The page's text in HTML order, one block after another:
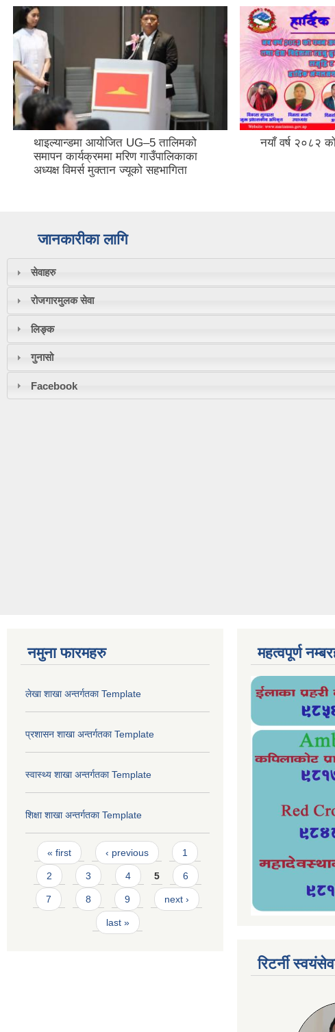
थाइल्यान्डमा आयोजित UG–5 तालिमको
समापन कार्यक्रममा मरिण गाउँपालिकाका
अध्यक्ष विमर्स मुक्तान ज्यूको सहभागिता
नयाँ वर्ष २०८२
जानकारीका लागि
सेवाहरु
रोजगारमुलक सेवा
लिङ्क
गुनासो
Facebook
नमुना फारमहरु
लेखा शाखा अन्तर्गतका Template
प्रशासन शाखा अन्तर्गतका Template
स्वास्थ्य शाखा अन्तर्गतका Template
शिक्षा शाखा अन्तर्गतका Template
Pages
« first ‹ previous 1
2 3 4 5 6
7 8 9 next ›
last »
महत्वपूर्ण
रिटर्नी